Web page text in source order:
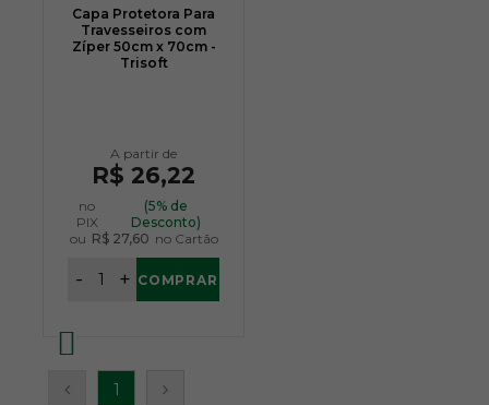
Capa Protetora Para
Travesseiros com
Zíper 50cm x 70cm -
Trisoft
R$ 26,22
no
PIX
(5% de
Desconto)
ou R$ 27,60 no Cartão
+
- COMPRAR
1